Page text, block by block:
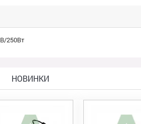
250Вт
НОВИНКИ